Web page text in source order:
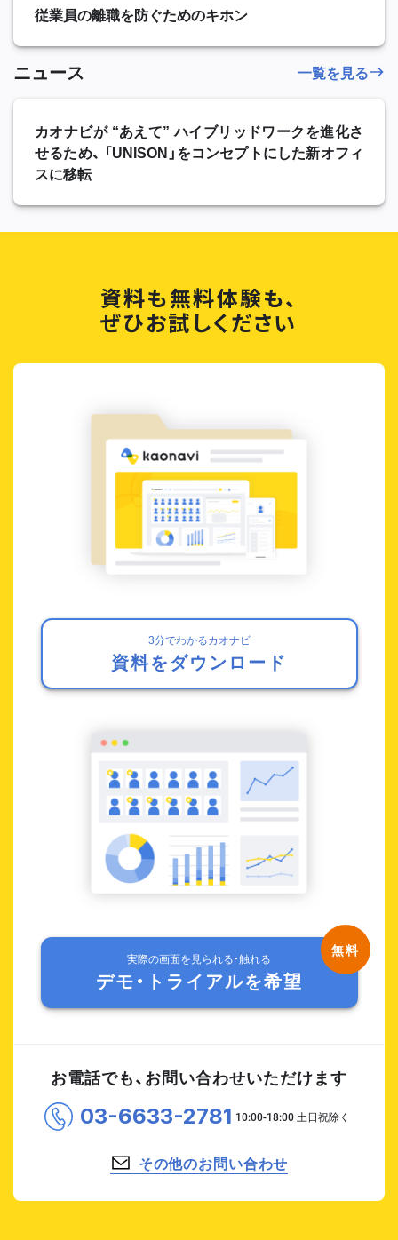
従業員の離職を防ぐためのキホン
ニュース
カオナビが “あえて” ハイブリッドワークを進化さ
せるため、 「UNISON」をコンセプトにした新オフィ
スに移転
一覧を見る
資料も無料体験も、
ぜひお試しください
3分でわかるカオナビ
資料をダウンロード
実際の画面を見られる・触れる
デモ・トライアルを希望
お電話でも、お問い合わせいただけます
03-6633-2781
その他のお問い合わせ